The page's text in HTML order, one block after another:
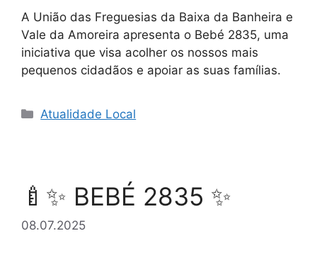
A União das Freguesias da Baixa da Banheira e
Vale da Amoreira apresenta o Bebé 2835, uma
iniciativa que visa acolher os nossos mais
pequenos cidadãos e apoiar as suas famílias.
Categorias
Atualidade Local
🍼✨ BEBÉ 2835 ✨
08.07.2025